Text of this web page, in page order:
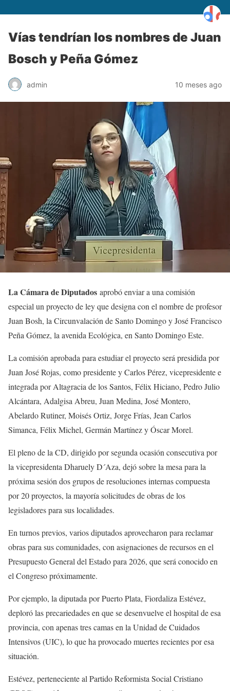
Vías tendrían los nombres de Juan
Bosch y Peña Gómez
admin 10 meses ago
La Cámara de Diputados aprobó enviar a una comisión
especial un proyecto de ley que designa con el nombre de profesor
Juan Bosh, la Circunvalación de Santo Domingo y José Francisco
Peña Gómez, la avenida Ecológica, en Santo Domingo Este.
La comisión aprobada para estudiar el proyecto será presidida por
Juan José Rojas, como presidente y Carlos Pérez, vicepresidente e
integrada por Altagracia de los Santos, Félix Hiciano, Pedro Julio
Alcántara, Adalgisa Abreu, Juan Medina, José Montero,
Abelardo Rutiner, Moisés Ortiz, Jorge Frías, Jean Carlos
Simanca, Félix Michel, Germán Martínez y Óscar Morel.
El pleno de la CD, dirigido por segunda ocasión consecutiva por
la vicepresidenta Dharuely D´Aza, dejó sobre la mesa para la
próxima sesión dos grupos de resoluciones internas compuesta
por 20 proyectos, la mayoría solicitudes de obras de los
legisladores para sus localidades.
En turnos previos, varios diputados aprovecharon para reclamar
obras para sus comunidades, con asignaciones de recursos en el
Presupuesto General del Estado para 2026, que será conocido en
el Congreso próximamente.
Por ejemplo, la diputada por Puerto Plata, Fiordaliza Estévez,
deploró las precariedades en que se desenvuelve el hospital de esa
provincia, con apenas tres camas en la Unidad de Cuidados
Intensivos (UIC), lo que ha provocado muertes recientes por esa
situación.
Estévez, perteneciente al Partido Reformista Social Cristiano